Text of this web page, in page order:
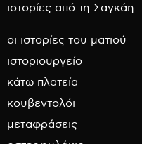
ιστορίες από τη Σαγκάη
οι ιστορίες του ματιού
ιστοριουργείο
κάτω πλατεία
κουβεντολόι
μεταφράσεις